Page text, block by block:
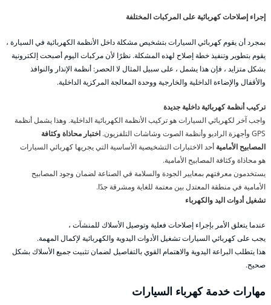
إجراء إصلاحات كهربائية على المركبات المختلفة
بمجرد أن يقوم كهربائي السيارات بتشخيص مشكلة داخل الأنظمة الكهربائية في السيارة ،
يقوم بتطوير وتنفيذ خطة إصلاح لهذه المشكلة. نظرًا لأن مركبات اليوم أصبحت إلكترونية
بشكل متزايد ، فإن هذا يشمل ، على سبيل المثال لا الحصر: أنظمة الإنذار والنوافذ
والأقفال والإضاءة الداخلية والخارجية ووحدة المعالجة المركزية الداخلية.
تركيب أنظمة كهربائية داخلية جديدة
واجب آخر لكهربائي السيارات هو تركيب الأنظمة الكهربائية الداخلية. وهذا يشمل أنظمة
GPS وأجهزة الراديو وأنظمة الصوت وشاشات التلفزيون.
اختبار محاذاة وكثافة
المصابيح الأمامية أحد الاختبارات التشخيصية الأساسية التي يجريها كهربائي السيارات
هو محاذاة وكثافة المصابيح الأمامية.
يستخدمون معرفتهم بمعايير الجودة والسلامة في الصناعة لضمان وجود المصابيح
الأمامية في منطقة المعتدل بين معتمة للغاية ومشرقة جدًا.
تشغيل أدوات اليد والكهرباء
عندما يتعلق الأمر بإجراء إصلاحات فعلية وتوصيل الأسلاك للمنشآت ،
يجب على كهربائي السيارات تشغيل الأدوات اليدوية والكهربائية لإكمال المهمة.
هذا يتطلب البراعة اليدوية والاهتمام القوي بالتفاصيل لضمان تثبيت جميع الأسلاك بشكل
صحيح.
مهارات خدمة كهرباء السيارات